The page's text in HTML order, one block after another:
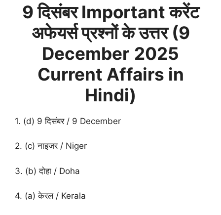
9 दिसंबर Important करेंट
अफेयर्स प्रश्नों के उत्तर (9
December 2025
Current Affairs in
Hindi)
1. (d) 9 दिसंबर / 9 December
2. (c) नाइजर / Niger
3. (b) दोहा / Doha
4. (a) केरल / Kerala